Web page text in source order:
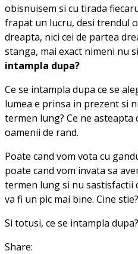
obisnuisem si cu tirada
frapat un lucru, desi trendul
dreapta, nici cei de partea
stanga, mai exact nimeni nu
intampla dupa?
Ce se intampla dupa ce se
lumea e prinsa in prezent si
termen lung? Ce ne asteapta
oamenii de rand.
Poate cand vom vota cu
poate cand vom invata sa
termen lung si nu sastisfactii
va fi un pic mai bine. Cine stie?
Si totusi, ce se intampla dupa?
Share: